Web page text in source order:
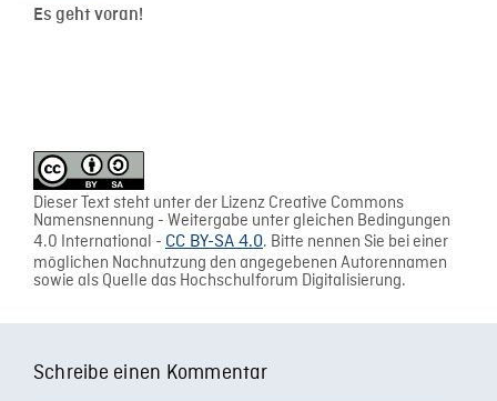
Es geht voran!
Dieser Text steht unter der Lizenz Creative Commons
Namensnennung - Weitergabe unter gleichen Bedingungen
4.0 International - CC BY-SA 4.0. Bitte nennen Sie bei einer
möglichen Nachnutzung den angegebenen Autorennamen
sowie als Quelle das Hochschulforum Digitalisierung.
Schreibe einen Kommentar